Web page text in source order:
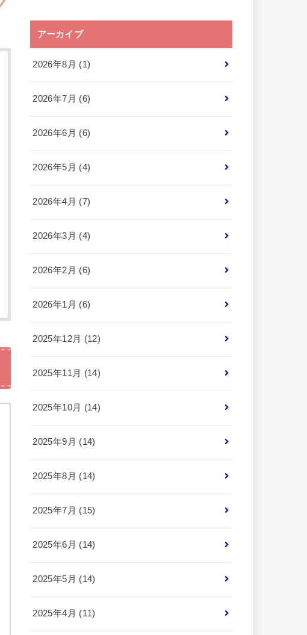
アーカイブ
2026年8月 (1)
2026年7月 (6)
2026年6月 (6)
2026年5月 (4)
2026年4月 (7)
2026年3月 (4)
2026年2月 (6)
2026年1月 (6)
2025年12月 (12)
2025年11月 (14)
2025年10月 (14)
2025年9月 (14)
2025年8月 (14)
2025年7月 (15)
2025年6月 (14)
2025年5月 (14)
2025年4月 (11)